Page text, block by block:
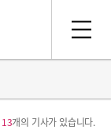
13개의 기사가 있습니다.